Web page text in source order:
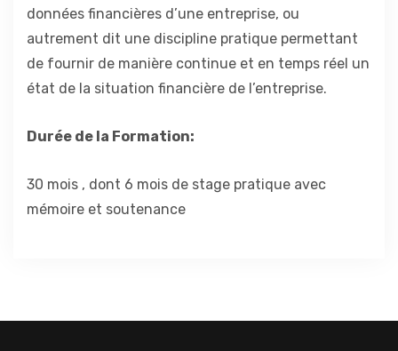
données financières d’une entreprise, ou
autrement dit une discipline pratique permettant
de fournir de manière continue et en temps réel un
état de la situation financière de l’entreprise.
Durée de la Formation:
30 mois , dont 6 mois de stage pratique avec
mémoire et soutenance